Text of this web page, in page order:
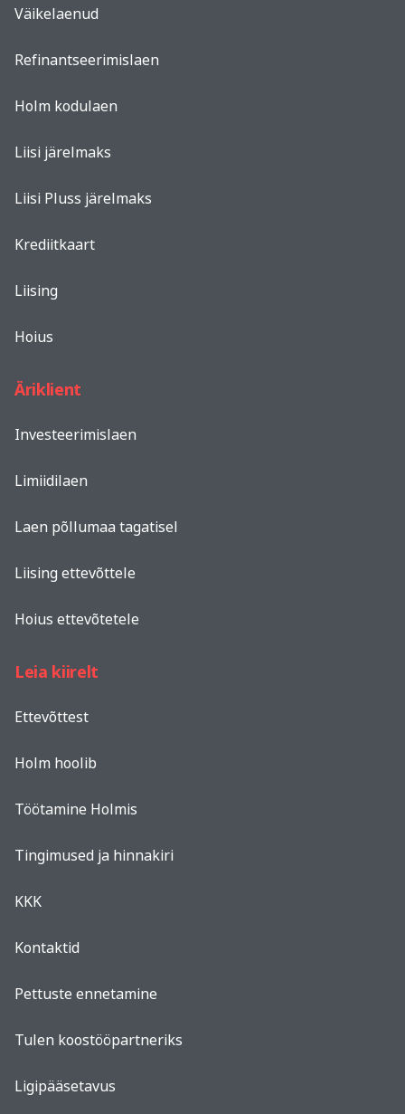
Väikelaenud
Refinantseerimislaen
Holm kodulaen
Liisi järelmaks
Liisi Pluss järelmaks
Krediitkaart
Liising
Hoius
Äriklient
Investeerimislaen
Limiidilaen
Laen põllumaa tagatisel
Liising ettevõttele
Hoius ettevõtetele
Leia kiirelt
Ettevõttest
Holm hoolib
Töötamine Holmis
Tingimused ja hinnakiri
KKK
Kontaktid
Pettuste ennetamine
Tulen koostööpartneriks
Ligipääsetavus